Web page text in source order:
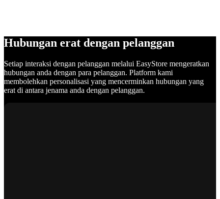
Hubungan erat dengan pelanggan
Setiap interaksi dengan pelanggan melalui EasyStore mengeratkan
hubungan anda dengan para pelanggan. Platform kami
membolehkan personalisasi yang mencerminkan hubungan yang
erat di antara jenama anda dengan pelanggan.